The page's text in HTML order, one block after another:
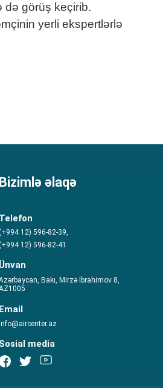
də görüş keçirib.
yerli ekspertlərlə
Bizimlə əlaqə
Telefon
12) 596-82-39,
12) 596-82-41
Ünvan
Bakı, Mirzə İbrahimov 8,
Email
Info@aircenter.az
Sosial media